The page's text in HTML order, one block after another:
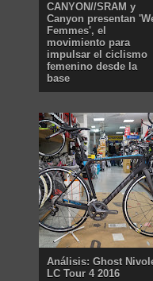
CANYON//SRAM y
Canyon presentan
Femmes', el
movimiento para
impulsar el ciclismo
femenino desde la
base
Análisis: Ghost
LC Tour 4 2016